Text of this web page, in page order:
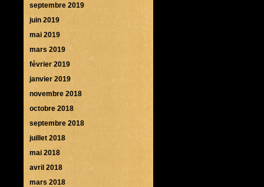
septembre 2019
juin 2019
mai 2019
mars 2019
février 2019
janvier 2019
novembre 2018
octobre 2018
septembre 2018
juillet 2018
mai 2018
avril 2018
mars 2018